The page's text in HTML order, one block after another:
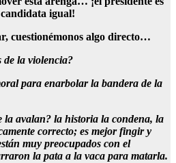
igual!
cuestionémonos algo directo…
de la violencia?
para enarbolar la bandera de la
la avalan? la historia la condena, la
correcto; es mejor fingir y
muy preocupados con el
la pata a la vaca para matarla.